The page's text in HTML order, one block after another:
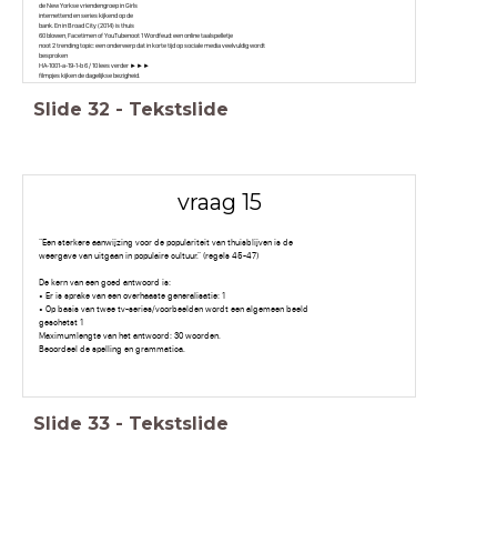
de New Yorkse vriendengroep in Girls
internettend en series kijkend op de
bank. En in Broad City (2014) is thuis
60 blowen, Facetimen of YouTubenoot 1 Wordfeud: een online taalspelletje
noot 2 trending topic: een onderwerp dat in korte tijd op sociale media veelvuldig wordt
besproken
HA-1001-a-19-1-b 6 / 10 lees verder ►►►
filmpjes kijken de dagelijkse bezigheid.
Slide 32 - Tekstslide
vraag 15
“Een sterkere aanwijzing voor de populariteit van thuisblijven is de
weergave van uitgaan in populaire cultuur.” (regels 45-47)
De kern van een goed antwoord is:
• Er is sprake van een overhaaste generalisatie: 1
• Op basis van twee tv-series/voorbeelden wordt een algemeen beeld
geschetst 1
Maximumlengte van het antwoord: 30 woorden.
Beoordeel de spelling en grammatica.
Slide 33 - Tekstslide